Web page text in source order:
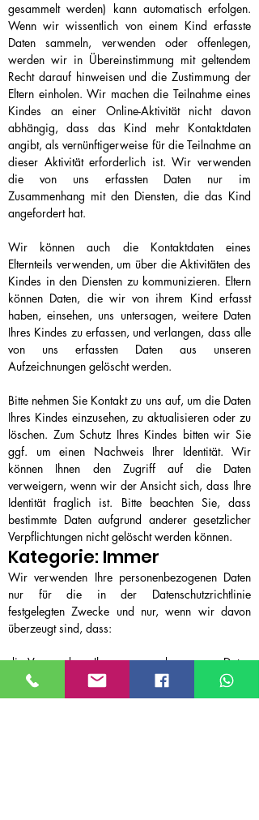
gesammelt werden) kann automatisch erfolgen.
Wenn wir wissentlich von einem Kind erfasste
Daten sammeln, verwenden oder offenlegen,
werden wir in Übereinstimmung mit geltendem
Recht darauf hinweisen und die Zustimmung der
Eltern einholen. Wir machen die Teilnahme eines
Kindes an einer Online-Aktivität nicht davon
abhängig, dass das Kind mehr Kontaktdaten
angibt, als vernünftigerweise für die Teilnahme an
dieser Aktivität erforderlich ist. Wir verwenden
die von uns erfassten Daten nur im
Zusammenhang mit den Diensten, die das Kind
angefordert hat.
Wir können auch die Kontaktdaten eines
Elternteils verwenden, um über die Aktivitäten des
Kindes in den Diensten zu kommunizieren. Eltern
können Daten, die wir von ihrem Kind erfasst
haben, einsehen, uns untersagen, weitere Daten
Ihres Kindes zu erfassen, und verlangen, dass alle
von uns erfassten Daten aus unseren
Aufzeichnungen gelöscht werden.
Bitte nehmen Sie Kontakt zu uns auf, um die Daten
Ihres Kindes einzusehen, zu aktualisieren oder zu
löschen. Zum Schutz Ihres Kindes bitten wir Sie
ggf. um einen Nachweis Ihrer Identität. Wir
können Ihnen den Zugriff auf die Daten
verweigern, wenn wir der Ansicht sich, dass Ihre
Identität fraglich ist. Bitte beachten Sie, dass
bestimmte Daten aufgrund anderer gesetzlicher
Verpflichtungen nicht gelöscht werden können.
Kategorie: Immer
Wir verwenden Ihre personenbezogenen Daten
nur für die in der Datenschutzrichtlinie
festgelegten Zwecke und nur, wenn wir davon
überzeugt sind, dass:
die Verwendung Ihrer personenbezogenen Daten
erforderlich ist, um einen Vertrag zu erfüllen oder
zu schließen (z. B. um Ihnen die Dienste selbst